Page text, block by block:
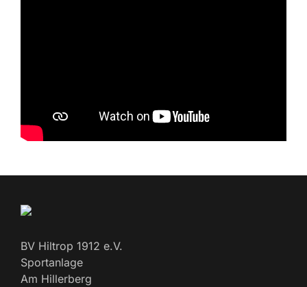
BV Hiltrop 1912 e.V.
Sportanlage
Am Hillerberg